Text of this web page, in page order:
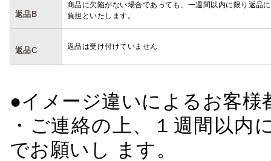
返品B
商品に欠陥がない場合であっても、一週間以内に限り返品
負担といたします。
返品C 返品は受け付けていません
●イメージ違いによるお客
・ご連絡の上、１週間以
でお願いし ます。